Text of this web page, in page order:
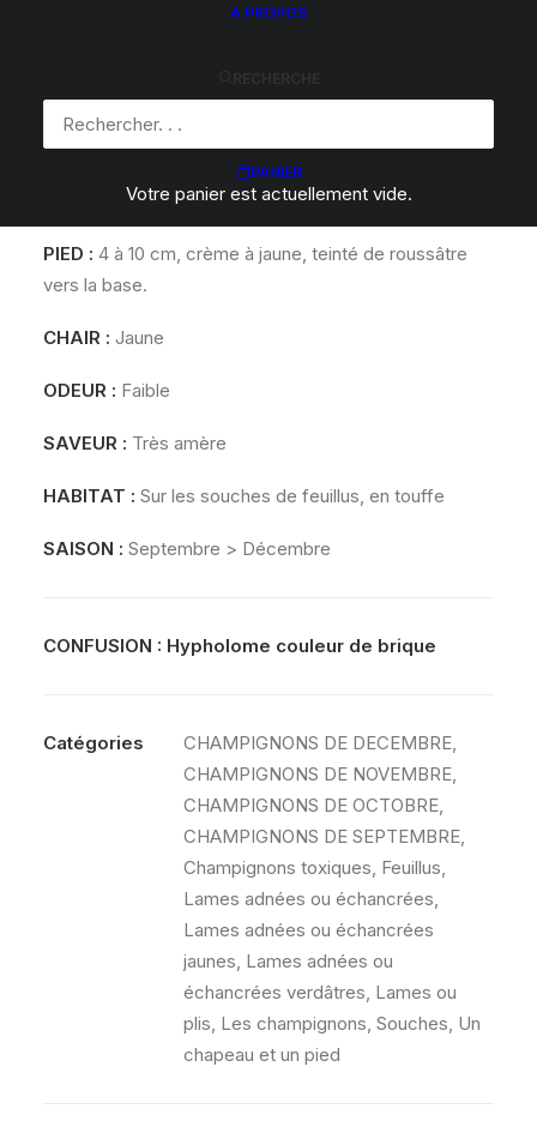
A PROPOS
PANIER
Votre panier est actuellement vide.
soufre à verdâtre, au centre plus foncé.
Adnées à échancrées, serrées, jaunes puis
verdâtres à olivâtres.
PIED : 4 à 10 cm, crème à jaune, teinté de roussâtre
vers la base.
CHAIR : Jaune
ODEUR : Faible
SAVEUR : Très amère
HABITAT : Sur les souches de feuillus, en touffe
SAISON : Septembre > Décembre
CONFUSION : Hypholome couleur de brique
Catégories CHAMPIGNONS DE DECEMBRE,
CHAMPIGNONS DE NOVEMBRE,
CHAMPIGNONS DE OCTOBRE,
CHAMPIGNONS DE SEPTEMBRE,
Champignons toxiques, Feuillus,
Lames adnées ou échancrées,
Lames adnées ou échancrées
jaunes, Lames adnées ou
échancrées verdâtres, Lames ou
plis, Les champignons, Souches, Un
chapeau et un pied